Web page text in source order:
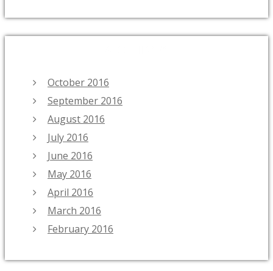
October 2016
September 2016
August 2016
July 2016
June 2016
May 2016
April 2016
March 2016
February 2016